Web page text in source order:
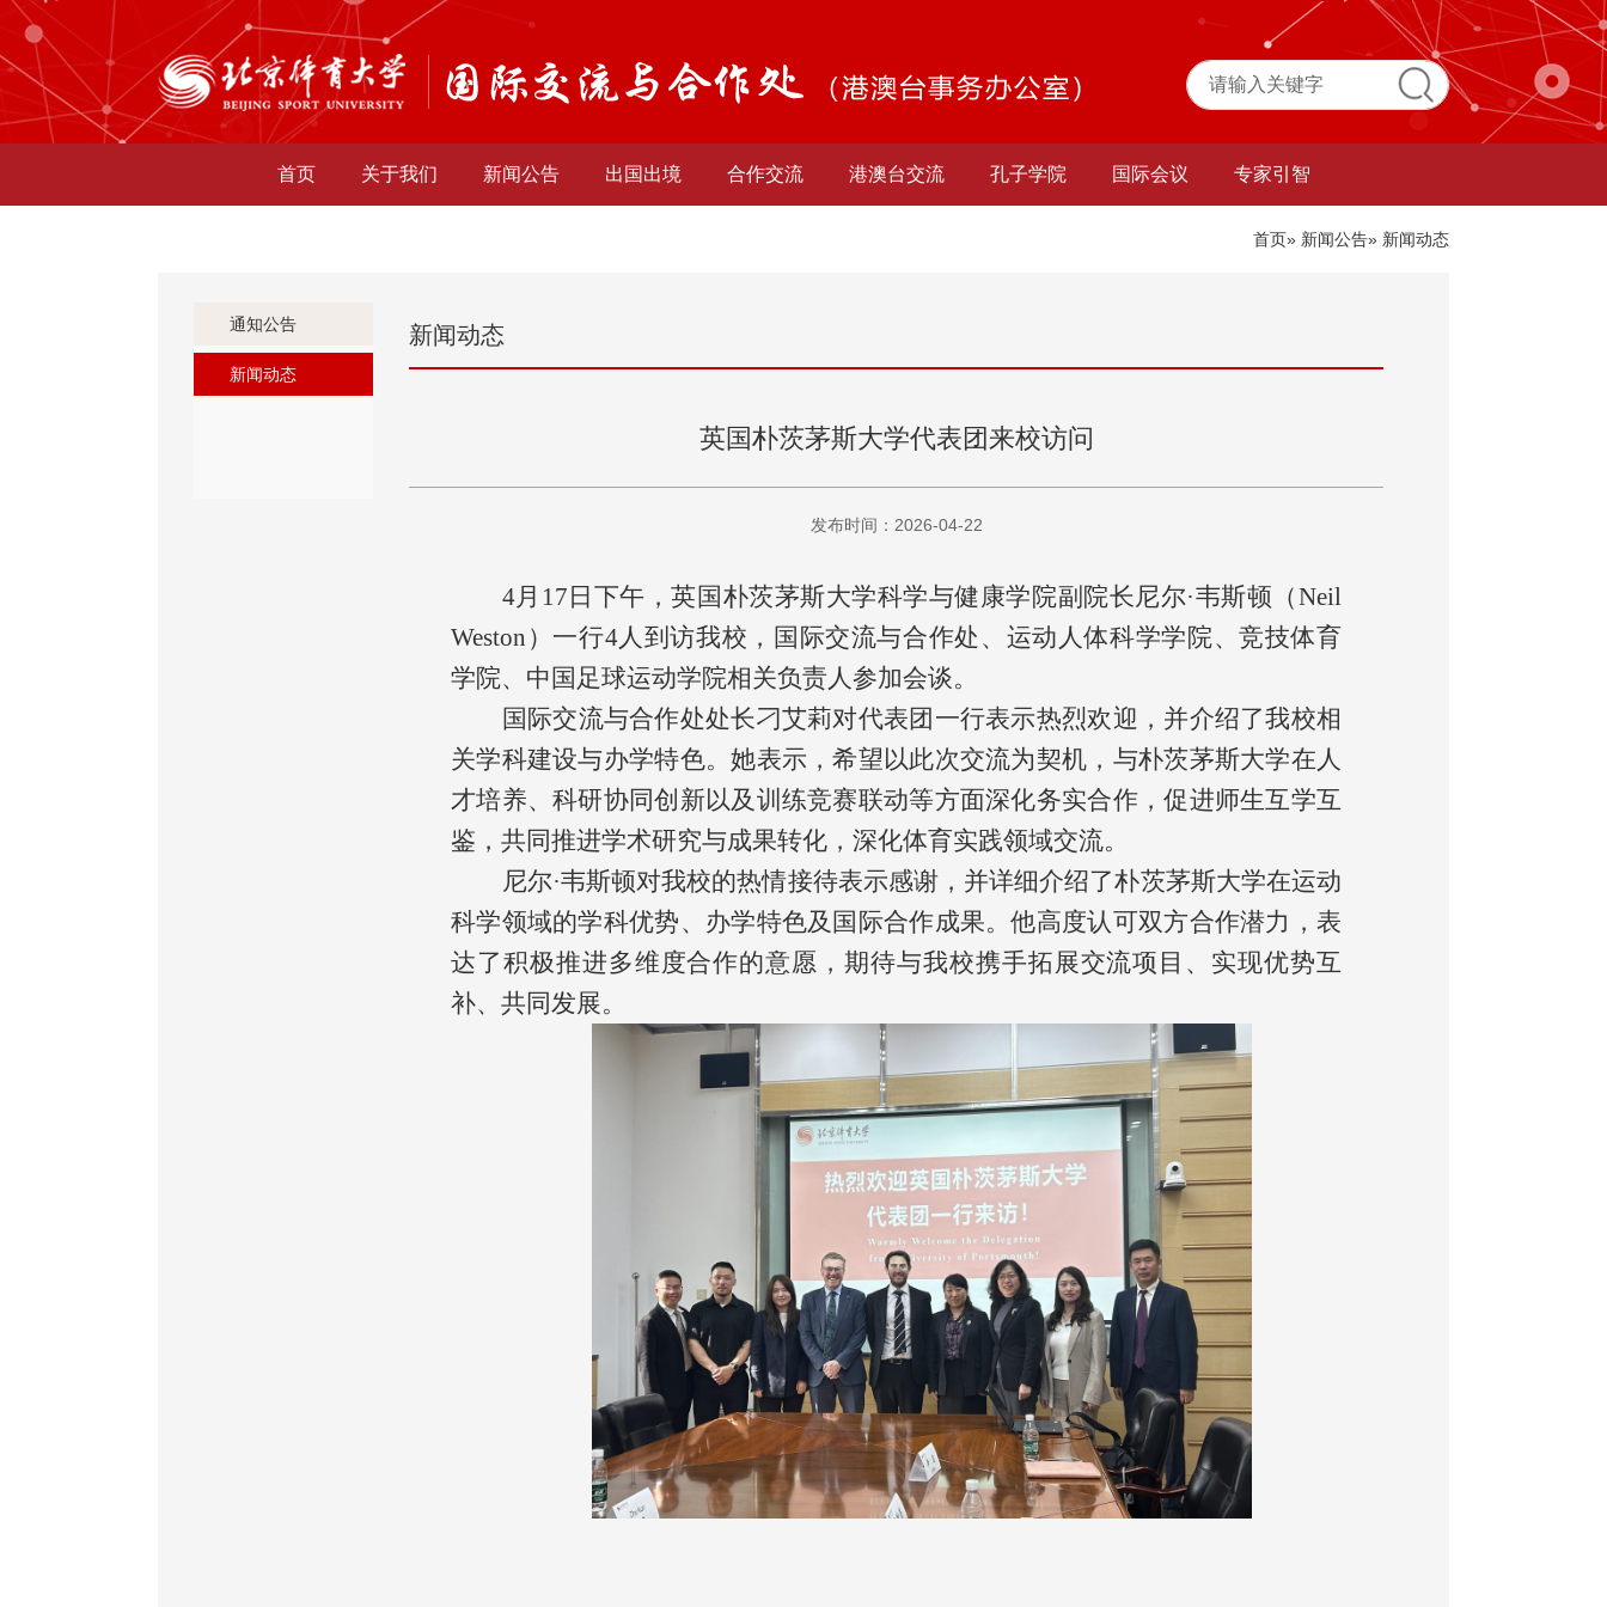
首页 关于我们 新闻公告 出国出境 合作交流 港澳台交流 孔子学院 国际会议 专家引智
首页» 新闻公告» 新闻动态
通知公告
新闻动态
新闻动态
英国朴茨茅斯大学代表团来校访问
发布时间：2026-04-22
4月17日下午，英国朴茨茅斯大学科学与健康学院副院长尼尔·韦斯顿（Neil
Weston）一行4人到访我校，国际交流与合作处、运动人体科学学院、竞技体育
学院、中国足球运动学院相关负责人参加会谈。
国际交流与合作处处长刁艾莉对代表团一行表示热烈欢迎，并介绍了我校相
关学科建设与办学特色。她表示，希望以此次交流为契机，与朴茨茅斯大学在人
才培养、科研协同创新以及训练竞赛联动等方面深化务实合作，促进师生互学互
鉴，共同推进学术研究与成果转化，深化体育实践领域交流。
尼尔·韦斯顿对我校的热情接待表示感谢，并详细介绍了朴茨茅斯大学在运动
科学领域的学科优势、办学特色及国际合作成果。他高度认可双方合作潜力，表
达了积极推进多维度合作的意愿，期待与我校携手拓展交流项目、实现优势互
补、共同发展。